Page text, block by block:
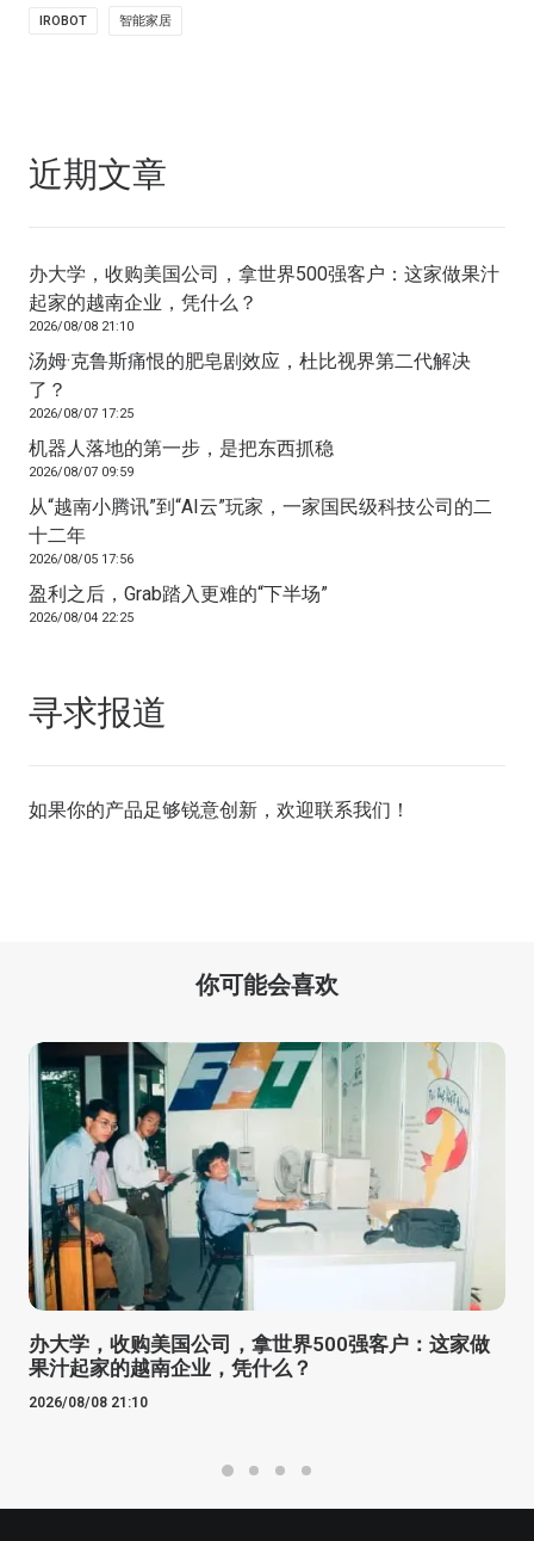
IROBOT 智能家居
近期文章
办大学，收购美国公司，拿世界500强客户：这家做果汁
起家的越南企业，凭什么？
2026/08/08 21:10
汤姆·克鲁斯痛恨的肥皂剧效应，杜比视界第二代解决
了？
2026/08/07 17:25
机器人落地的第一步，是把东西抓稳
2026/08/07 09:59
从“越南小腾讯”到“AI云”玩家，一家国民级科技公司的二
十二年
2026/08/05 17:56
盈利之后，Grab踏入更难的“下半场”
2026/08/04 22:25
寻求报道
如果你的产品足够锐意创新，欢迎联系我们 ！
你可能会喜欢
办大学，收购美国公司，拿世界500强客户：这家做
果汁起家的越南企业，凭什么？
2026/08/08 21:10